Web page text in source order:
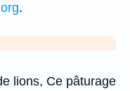
.
lions, Ce pâturage